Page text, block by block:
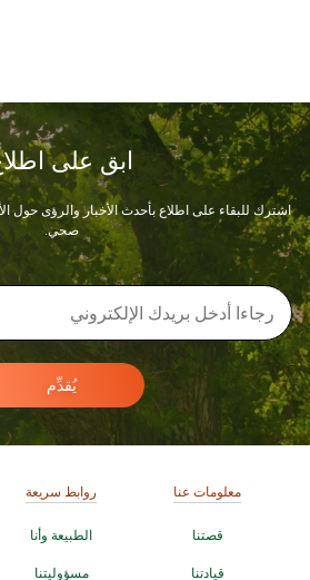
ابق على
اشترك للبقاء على اطلاع بأحدث الأخبار والرؤى حول
صحي.
يُقدِّم
معلومات عنا
قصتنا
قيادتنا
روابط سريعة
الطبيعة وأنا
مسؤوليتنا